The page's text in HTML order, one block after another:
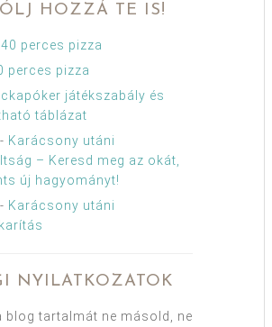
HOZZÁ TE IS!
40 perces pizza
perces pizza
játékszabály és
táblázat
- Karácsony utáni
– Keresd meg az okát,
új hagyományt!
- Karácsony utáni
NYILATKOZATOK
blog tartalmát ne másold, ne